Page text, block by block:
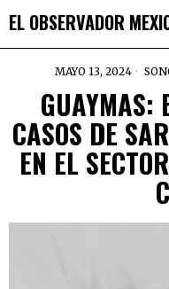
EL OBSERVADOR
MAYO 13, 2024
GUAYMAS:
CASOS DE
EN EL